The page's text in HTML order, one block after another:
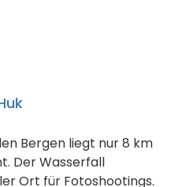
Bergen liegt nur 8 km
Der Wasserfall
Ort für Fotoshootings.